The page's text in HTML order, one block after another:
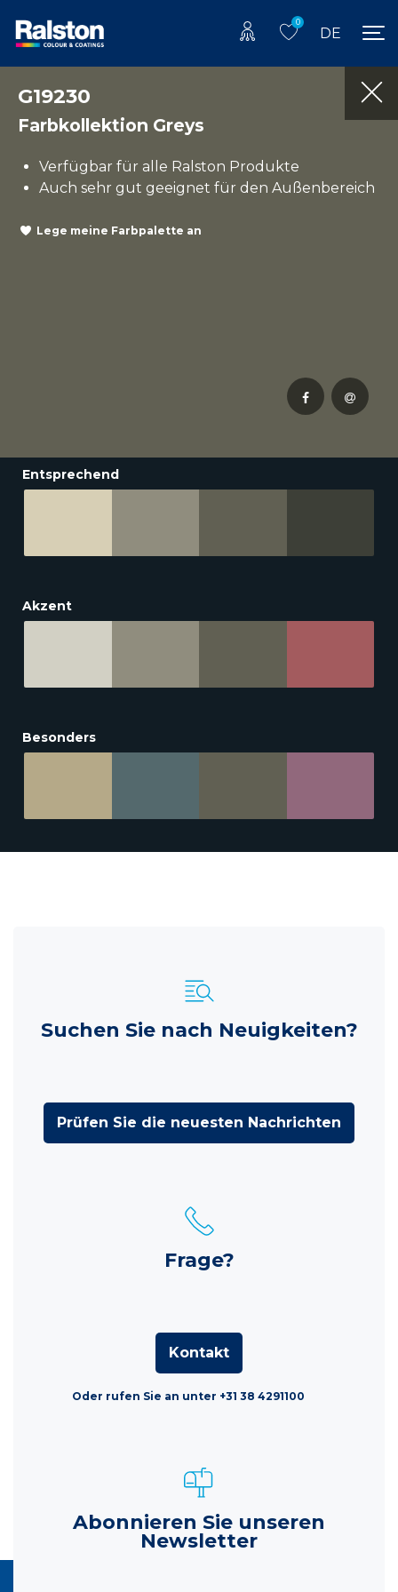
0
DE
G19230
Farbkollektion Greys
Verfügbar für alle Ralston Produkte
Auch sehr gut geeignet für den Außenbereich
Lege meine Farbpalette an
Entsprechend
Akzent
Besonders
Suchen Sie nach Neuigkeiten?
Prüfen Sie die neuesten Nachrichten
Frage?
Kontakt
Oder rufen Sie an unter +31 38 4291100
Abonnieren Sie unseren
Newsletter